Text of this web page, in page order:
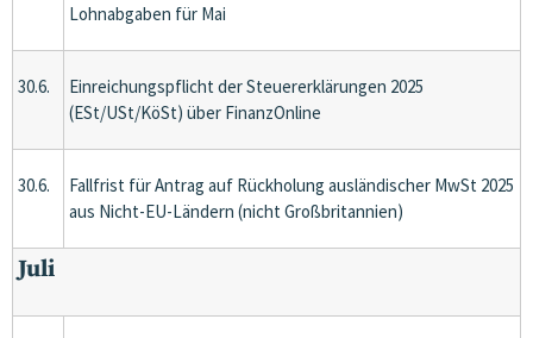
Lohnabgaben für Mai
30.6.
Einreichungspflicht der Steuererklärungen 2025
(ESt/USt/KöSt) über FinanzOnline
30.6.
Fallfrist für Antrag auf Rückholung ausländischer MwSt 2025
aus Nicht-EU-Ländern (nicht Großbritannien)
Juli